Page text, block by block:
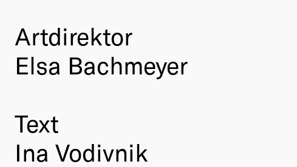
Artdirektor
Elsa Bachmeyer
Text
Ina Vodivnik